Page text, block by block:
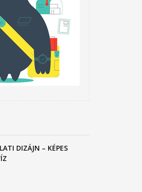
DIZÁJN – KÉPES